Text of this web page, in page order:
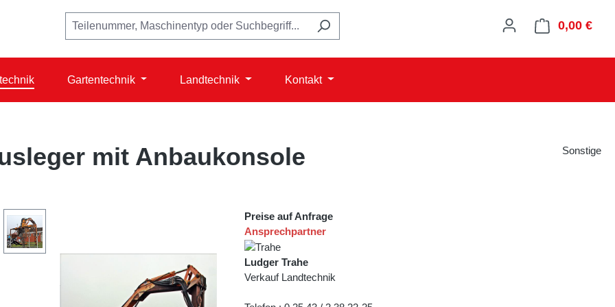
0,00 €
Gartentechnik Landtechnik Kontakt
mit Anbaukonsole Sonstige
Preise auf Anfrage
Ansprechpartner
Ludger Trahe
Verkauf Landtechnik